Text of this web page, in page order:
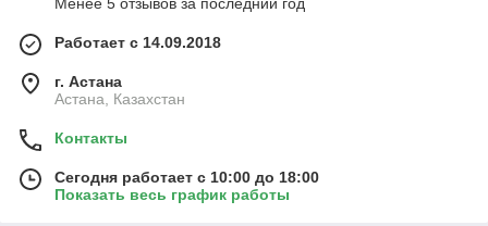
Менее 5 отзывов за последний год
Работает с 14.09.2018
г. Астана
Астана, Казахстан
Контакты
Сегодня работает с 10:00 до 18:00
Показать весь график работы